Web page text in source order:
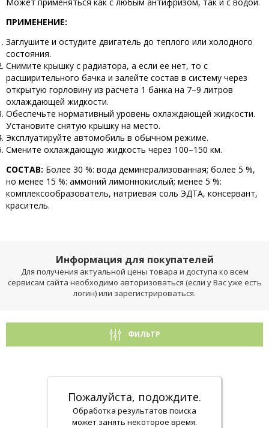
ПРИМЕНЕНИЕ:
Заглушите и остудите двигатель до теплого или холодного
состояния.
Снимите крышку с радиатора, а если ее нет, то с
расширительного бачка и залейте состав в систему через
открытую горловину из расчета 1 банка на 7–9 литров
охлаждающей жидкости.
Обеспечьте нормативный уровень охлаждающей жидкости.
Установите снятую крышку на место.
Эксплуатируйте автомобиль в обычном режиме.
Смените охлаждающую жидкость через 100–150 км.
СОСТАВ: Более 30 %: вода деминерализованная; более 5 %,
но менее 15 %: аммоний лимоннокислый; менее 5 %:
комплексообразователь, натриевая соль ЭДТА, консервант,
краситель.
Информация для покупателей
Для получения актуальной цены товара и доступа ко всем
сервисам сайта необходимо авторизоваться (если у Вас уже есть
логин) или зарегистрироваться.
ФИЛЬТР
Пожалуйста, подождите.
Обработка результатов поиска
может занять некоторое время.